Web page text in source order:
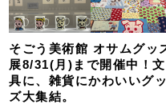
そごう美術館 オサムグッ
展8/31(月)まで開催中！文
具に、雑貨にかわいいグッ
ズ大集結。